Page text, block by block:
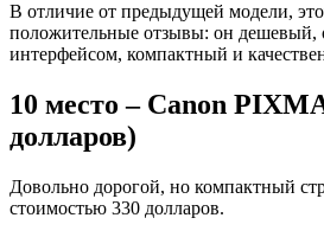
В отличие от предыдущей модели,
положительные отзывы: он дешевый,
интерфейсом, компактный и
10 место – Canon
долларов)
Довольно дорогой, но компактный
стоимостью 330 долларов.